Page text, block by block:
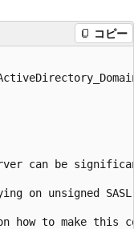
コピー
can be
on unsigned
how to make